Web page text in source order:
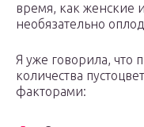
время, как женские
необязательно
Я уже говорила, что
количества
факторами: